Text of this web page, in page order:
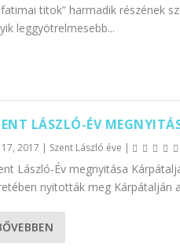
titok” harmadik részének
leggyötrelmesebb...
LÁSZLÓ-ÉV
2017 | Szent László éve |
László-Év megnyitása
nyitották meg Kárpátalján